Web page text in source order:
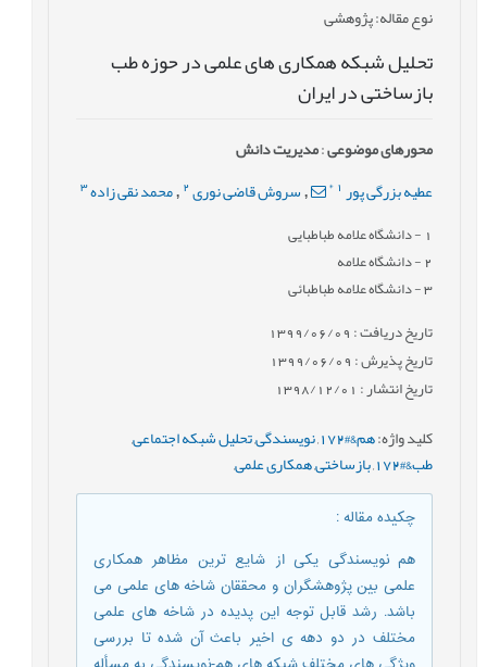
نوع مقاله: پژوهشی
تحلیل شبکه همکاری های علمی در حوزه طب
بازساختی در ایران
محورهای موضوعی:مدیریت دانش
عطیه بزرگی پور *
,سروش قاضی نوری 2
, محمد نقی زاده3
- دانشگاه علامه طباطبایی
2- دانشگاه علامه
3- دانشگاه علامه طباطبائی
تاریخ دریافت : 1399/06/09
تاریخ پذیرش : 1399/06/09
تاریخ انتشار : 1398/12/01
کلید واژه:هم&#172 ,نویسندگی,تحلیل شبکه اجتماعی,
طب&#172
,بازساختی,همکاری علمی,
چکیده مقاله:
هم نویسندگی یکی از شایع ترین مظاهر همکاری
علمی بین پژوهشگران و محققان شاخه های علمی می
باشد. رشد قابل توجه این پدیده در شاخه های علمی
مختلف در دو دهه ی اخیر باعث آن شده تا بررسی